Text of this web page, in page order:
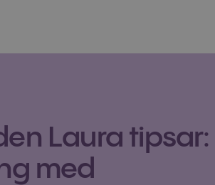
Laura tipsar:
med